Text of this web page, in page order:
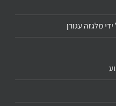
מלגזה עגורן